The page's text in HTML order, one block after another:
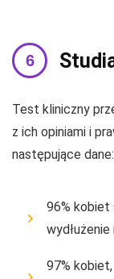
Test kliniczny
z ich opiniami i
następujące dane:
96% kobiet
97%